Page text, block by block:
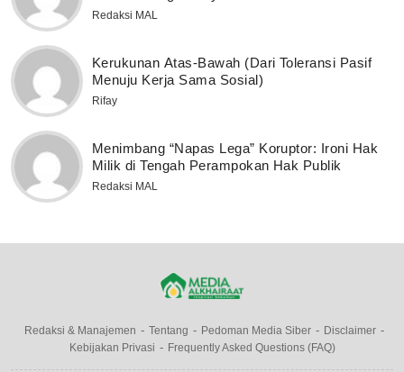
Redaksi MAL
Kerukunan Atas-Bawah (Dari Toleransi Pasif
Menuju Kerja Sama Sosial)
Rifay
Menimbang “Napas Lega” Koruptor: Ironi Hak
Milik di Tengah Perampokan Hak Publik
Redaksi MAL
Redaksi & Manajemen Tentang Pedoman Media Siber
Disclaimer
Kebijakan Privasi
Frequently Asked Questions (FAQ)